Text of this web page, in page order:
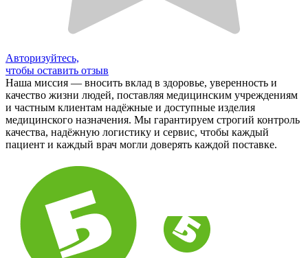
Авторизуйтесь,
чтобы оставить отзыв
Наша миссия — вносить вклад в здоровье, уверенность и
качество жизни людей, поставляя медицинским учреждениям
и частным клиентам надёжные и доступные изделия
медицинского назначения. Мы гарантируем строгий контроль
качества, надёжную логистику и сервис, чтобы каждый
пациент и каждый врач могли доверять каждой поставке.